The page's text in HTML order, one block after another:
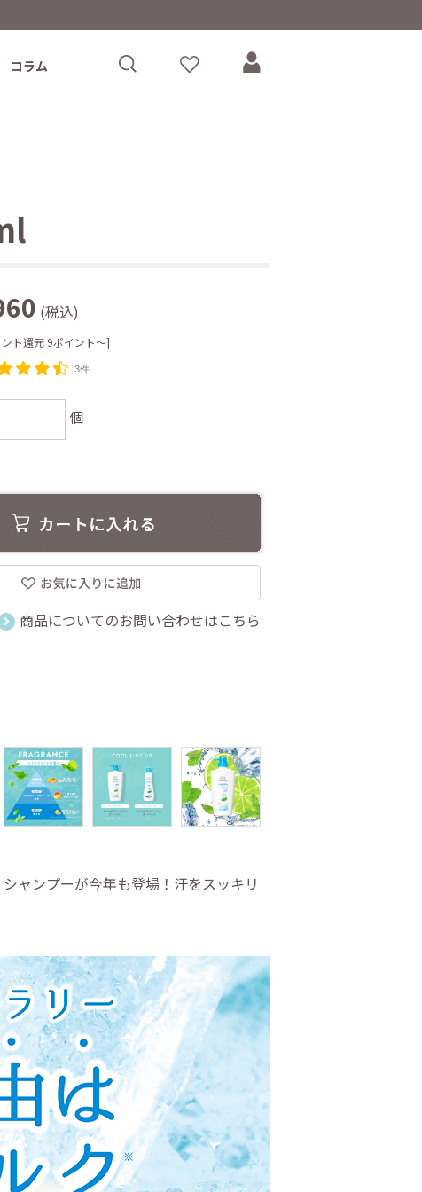
コラム
(税込)
ト還元 9ポイント～]
3件
個
商品についてのお問い合わせはこちら
ャンプーが今年も登場！汗をスッキリ